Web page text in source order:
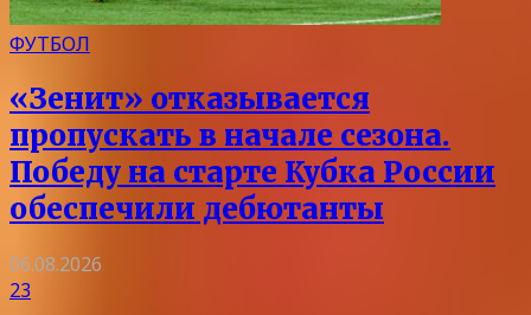
ФУТБОЛ
«Зенит» отказывается
пропускать в начале сезона.
Победу на старте Кубка России
обеспечили дебютанты
06.08.2026
23